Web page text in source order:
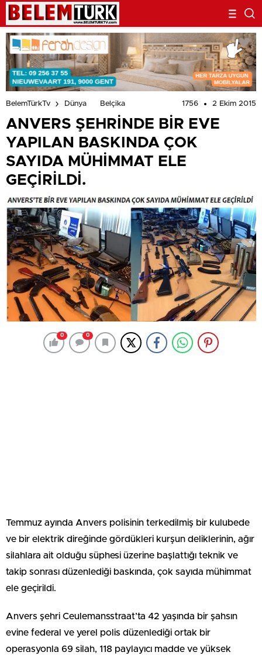
BelemTürkTv Dünya Belçika 1756 2 Ekim 2015
ANVERS ŞEHRİNDE BİR EVE
YAPILAN BASKINDA ÇOK
SAYIDA MÜHİMMAT ELE
GEÇİRİLDİ.
0 0
Temmuz ayında Anvers polisinin terkedilmiş bir kulubede
ve bir elektrik direğinde gördükleri kurşun deliklerinin, ağır
silahlara ait olduğu süphesi üzerine başlattığı teknik ve
takip sonrası düzenlediği baskında, çok sayıda mühimmat
ele geçirildi.
Anvers şehri Ceulemansstraat’ta 42 yaşında bir şahsın
evine federal ve yerel polis düzenlediği ortak bir
operasyonla 69 silah, 118 paylayıcı madde ve yüksek